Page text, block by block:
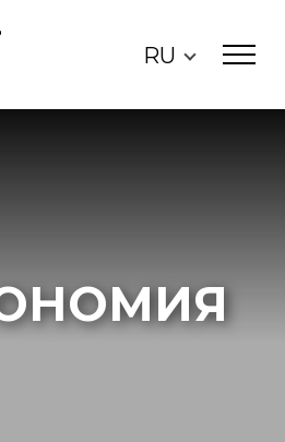
RU